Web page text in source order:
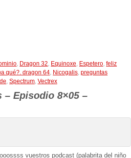
, Dragon 32, Equinoxe, Espetero, feliz
qué?. dragon 64, Nicogalis, preguntas
, Spectrum, Vectrex
– Episodio 8×05 –
vuestros podcast (palabrita del niño